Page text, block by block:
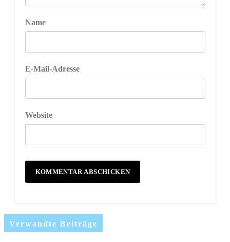
Name
E-Mail-Adresse
Website
Verwandte Beiträge